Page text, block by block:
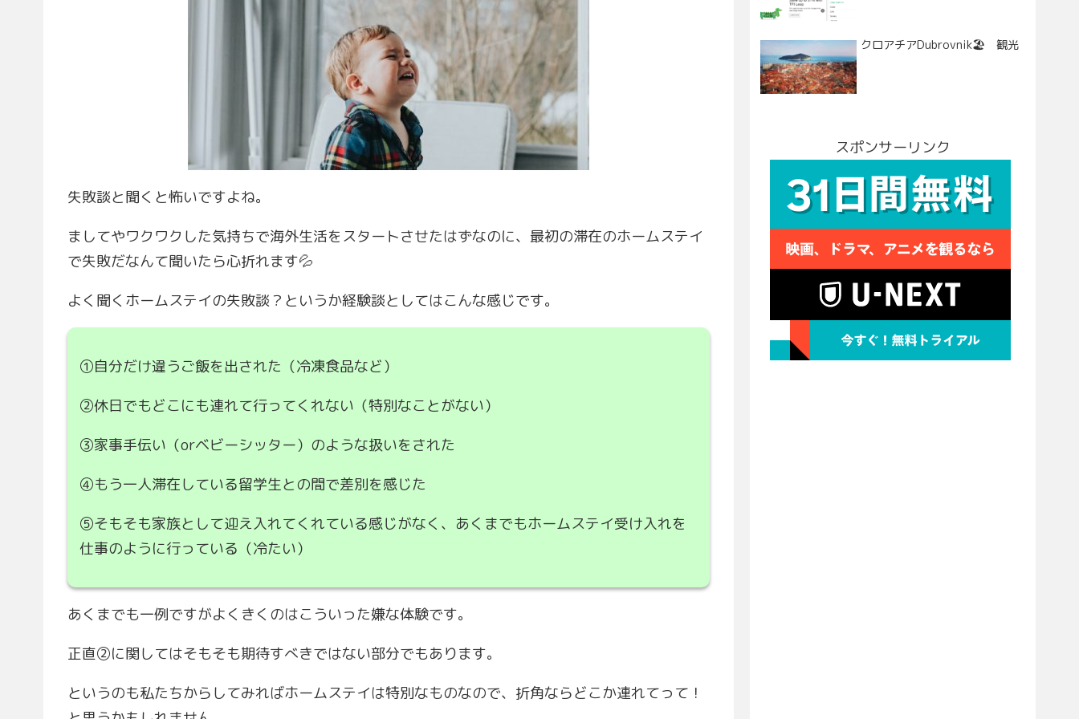
失敗談と聞くと怖いですよね。
ましてやワクワクした気持ちで海外生活をスタートさせたはずなのに、最初の滞在のホームステイ
で失敗だなんて聞いたら心折れます💦
よく聞くホームステイの失敗談？というか経験談としてはこんな感じです。
①自分だけ違うご飯を出された（冷凍食品など）
②休日でもどこにも連れて行ってくれない（特別なことがない）
③家事手伝い（orベビーシッター）のような扱いをされた
④もう一人滞在している留学生との間で差別を感じた
⑤そもそも家族として迎え入れてくれている感じがなく、あくまでもホームステイ受け入れを
仕事のように行っている（冷たい）
あくまでも一例ですがよくきくのはこういった嫌な体験です。
正直②に関してはそもそも期待すべきではない部分でもあります。
というのも私たちからしてみればホームステイは特別なものなので、折角ならどこか連れてって！
クロアチアDubrovnik🏖 観光
スポンサーリンク